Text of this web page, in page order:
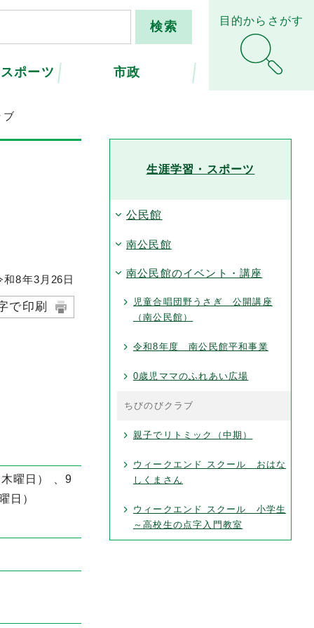
ポーツ 市政
目的からさがす
ブ
8年3月 26日
で印刷
曜日） 、9
日）
生涯学習・スポーツ
公民館
南公民館
南公民館のイベント・講座
児童合唱団野うさぎ 公開講座
（南公民館）
令和8年度 南公民館平和事業
0歳児ママのふれあい広場
ちびのびクラブ
親子でリトミック（中期）
ウィークエンド スクール おはな
しくまさん
ウィークエンド スクール 小学生
～高校生の点字入門教室